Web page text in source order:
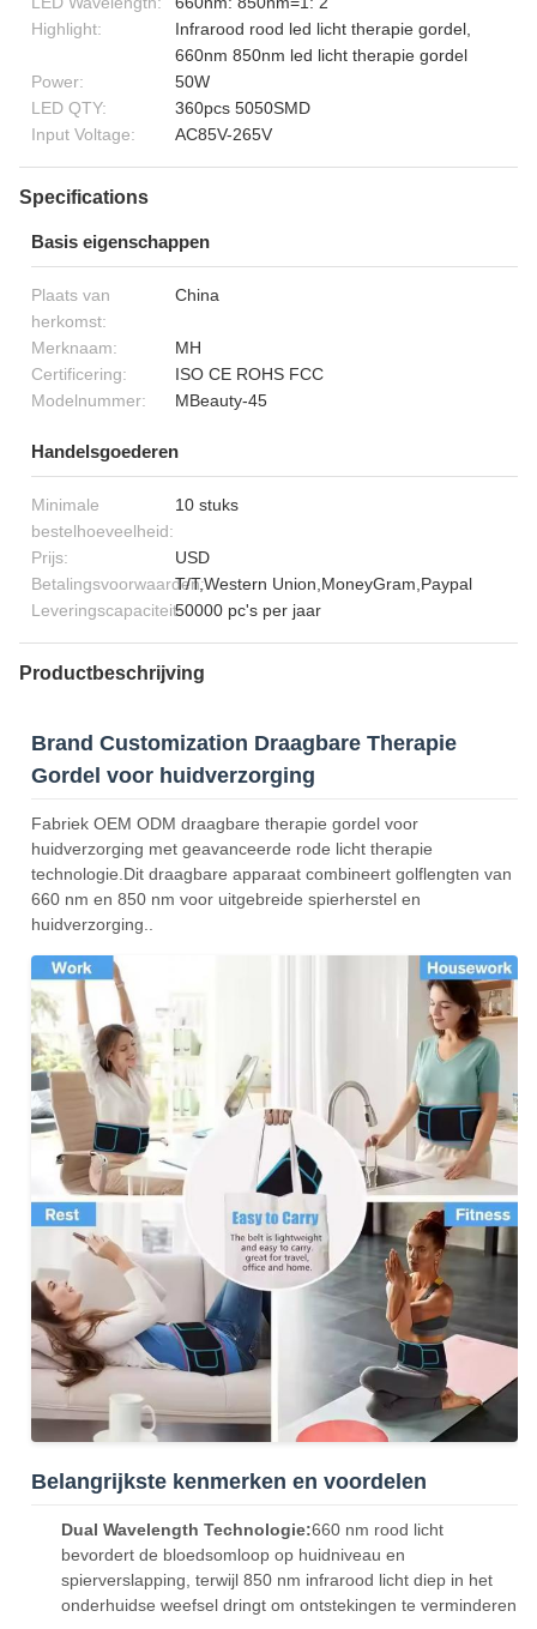
Highlight:
Infrarood rood led licht therapie gordel,
660nm 850nm led licht therapie gordel
Power:
50W
LED QTY:
360pcs 5050SMD
Input Voltage:
AC85V-265V
Specifications
Basis eigenschappen
Plaats van
herkomst:
China
Merknaam:
MH
Certificering:
ISO CE ROHS FCC
Modelnummer:
MBeauty-45
Handelsgoederen
Minimale
bestelhoeveelheid:
10 stuks
Prijs:
USD
Betalingsvoorwaarden:T/T,Western Union,MoneyGram,Paypal
Leveringscapaciteit:50000 pc's per jaar
Productbeschrijving
Brand Customization Draagbare Therapie
Gordel voor huidverzorging
Fabriek OEM ODM draagbare therapie gordel voor
huidverzorging met geavanceerde rode licht therapie
technologie.Dit draagbare apparaat combineert golflengten van
660 nm en 850 nm voor uitgebreide spierherstel en
huidverzorging..
Belangrijkste kenmerken en voordelen
Dual Wavelength Technologie:660 nm rood licht
bevordert de bloedsomloop op huidniveau en
spierverslapping, terwijl 850 nm infrarood licht diep in het
onderhuidse weefsel dringt om ontstekingen te verminderen